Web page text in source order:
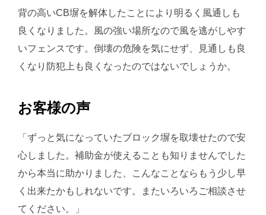
背の高いCB塀を解体したことにより明るく風通しも
良くなりました。風の強い場所なので風を逃がしやす
いフェンスです。倒壊の危険を気にせず、見通しも良
くなり防犯上も良くなったのではないでしょうか。
お客様の声
「ずっと気になっていたブロック塀を取壊せたので安
心しました。補助金が使えることも知りませんでした
から本当に助かりました、こんなことならもう少し早
く出来たかもしれないです。またいろいろご相談させ
てください。」